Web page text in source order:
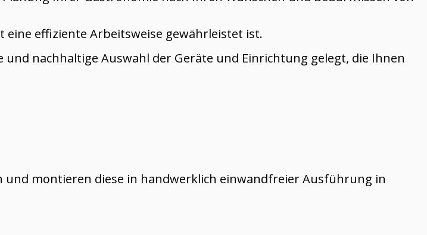
effiziente Arbeitsweise gewährleistet ist.
nachhaltige Auswahl der Geräte und Einrichtung gelegt, die Ihnen
montieren diese in handwerklich einwandfreier Ausführung in